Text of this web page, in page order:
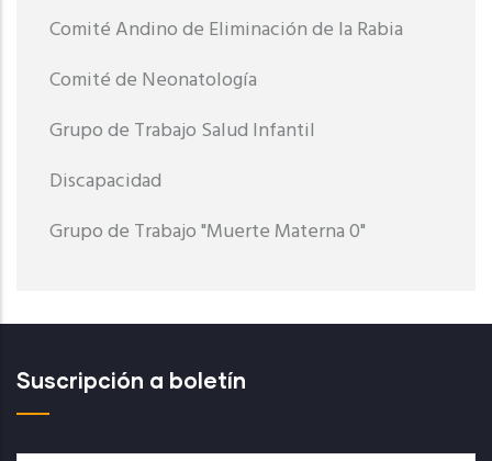
Comité Andino de Eliminación de la Rabia
Comité de Neonatología
Grupo de Trabajo Salud Infantil
Discapacidad
Grupo de Trabajo "Muerte Materna 0"
Suscripción a boletín